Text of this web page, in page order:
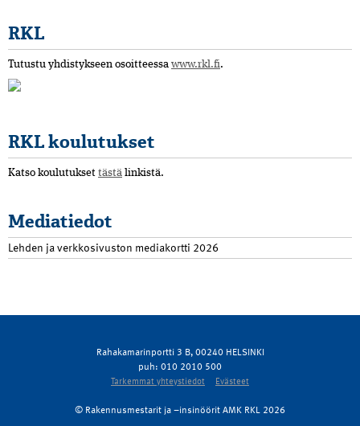
RKL
Tutustu yhdistykseen osoitteessa www.rkl.fi.
RKL koulutukset
Katso koulutukset tästä linkistä.
Mediatiedot
Lehden ja verkkosivuston mediakortti 2026
Rahakamarinportti 3 B, 00240 HELSINKI
puh: 010 2010 500
Tarkemmat yhteystiedot Evästeet
© Rakennusmestarit ja –insinöörit AMK RKL 2026